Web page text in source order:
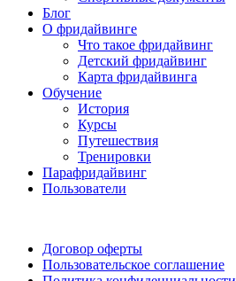
Блог
О фридайвинге
Что такое фридайвинг
Детский фридайвинг
Карта фридайвинга
Обучение
История
Курсы
Путешествия
Тренировки
Парафридайвинг
Пользователи
Договор оферты
Пользовательское соглашение